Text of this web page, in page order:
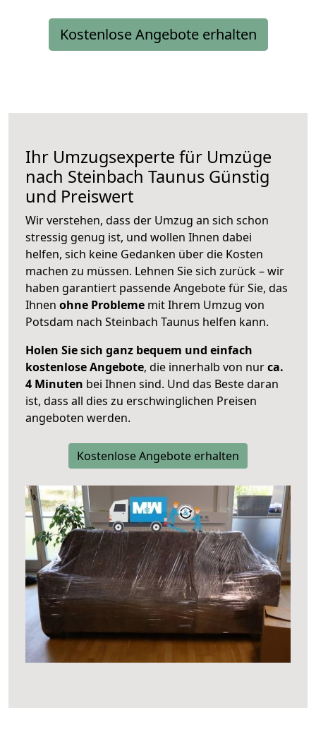
Kostenlose Angebote erhalten
Ihr Umzugsexperte für Umzüge
nach Steinbach Taunus Günstig
und Preiswert
Wir verstehen, dass der Umzug an sich schon
stressig genug ist, und wollen Ihnen dabei
helfen, sich keine Gedanken über die Kosten
machen zu müssen. Lehnen Sie sich zurück – wir
haben garantiert passende Angebote für Sie, das
Ihnen ohne Probleme mit Ihrem Umzug von
Potsdam nach Steinbach Taunus helfen kann.
Holen Sie sich ganz bequem und einfach
kostenlose Angebote, die innerhalb von nurca.
4 Minuten bei Ihnen sind. Und das Beste daran
ist, dass all dies zu erschwinglichen Preisen
angeboten werden.
Kostenlose Angebote erhalten